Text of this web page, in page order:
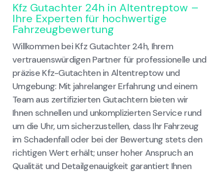
Kfz Gutachter 24h in Altentreptow –
Ihre Experten für hochwertige
Fahrzeugbewertung
Willkommen bei Kfz Gutachter 24h, Ihrem
vertrauenswürdigen Partner für professionelle und
präzise Kfz-Gutachten in Altentreptow und
Umgebung: Mit jahrelanger Erfahrung und einem
Team aus zertifizierten Gutachtern bieten wir
Ihnen schnellen und unkomplizierten Service rund
um die Uhr, um sicherzustellen, dass Ihr Fahrzeug
im Schadenfall oder bei der Bewertung stets den
richtigen Wert erhält; unser hoher Anspruch an
Qualität und Detailgenauigkeit garantiert Ihnen